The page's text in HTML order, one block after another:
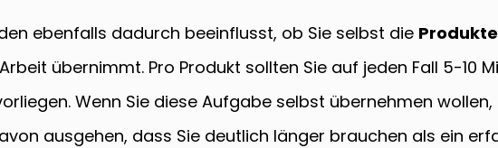
ebenfalls dadurch beeinflusst, ob Sie selbst die
übernimmt. Pro Produkt sollten Sie auf jeden Fall 5-10
Wenn Sie diese Aufgabe selbst übernehmen
ausgehen, dass Sie deutlich länger brauchen als ein